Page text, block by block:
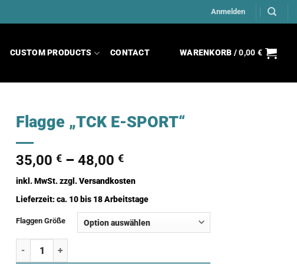
Anmelden
CUSTOM PRODUCTS CONTACT WARENKORB /0,00 €
Flagge „TCK E-SPORT“
35,00 € – 48,00 €
inkl. MwSt.zzgl.Versandkosten
Lieferzeit:ca. 10 bis 18 Arbeitstage
Flaggen Größe
Flagge "TCK E-SPORT" Menge